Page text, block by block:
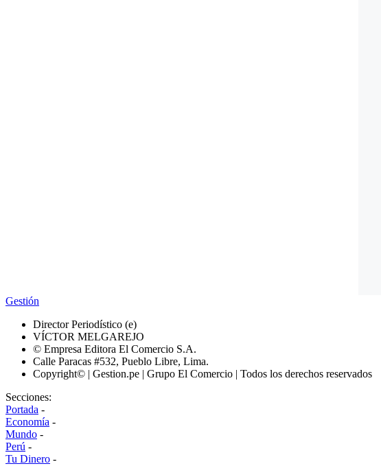
Gestión
Director Periodístico (e)
VÍCTOR MELGAREJO
© Empresa Editora El Comercio S.A.
Calle Paracas #532, Pueblo Libre, Lima.
Copyright© | Gestion.pe | Grupo El Comercio | Todos los derechos reservados
Secciones:
Portada -
Economía -
Mundo -
Perú -
Tu Dinero -